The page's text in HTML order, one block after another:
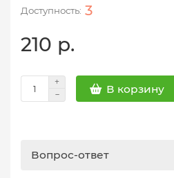
3
210 р.
В корзину
Вопрос-ответ